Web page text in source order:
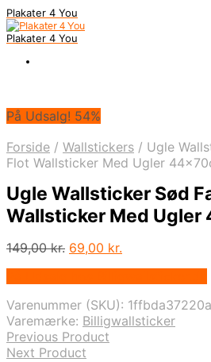
Plakater 4 You
Plakater 4 You
På Udsalg! 54%
Forside / Wallstickers / Ugle
Flot Wallsticker Med Ugler
Ugle Wallsticker Sød
Wallsticker Med
149,00kr. Den
149,00 kr..
69,00 kr.
69,00 kr..
Varenummer (SKU): 1ffbda37220a
Varemærke: Billigwallsticker
Previous Product
Next Product